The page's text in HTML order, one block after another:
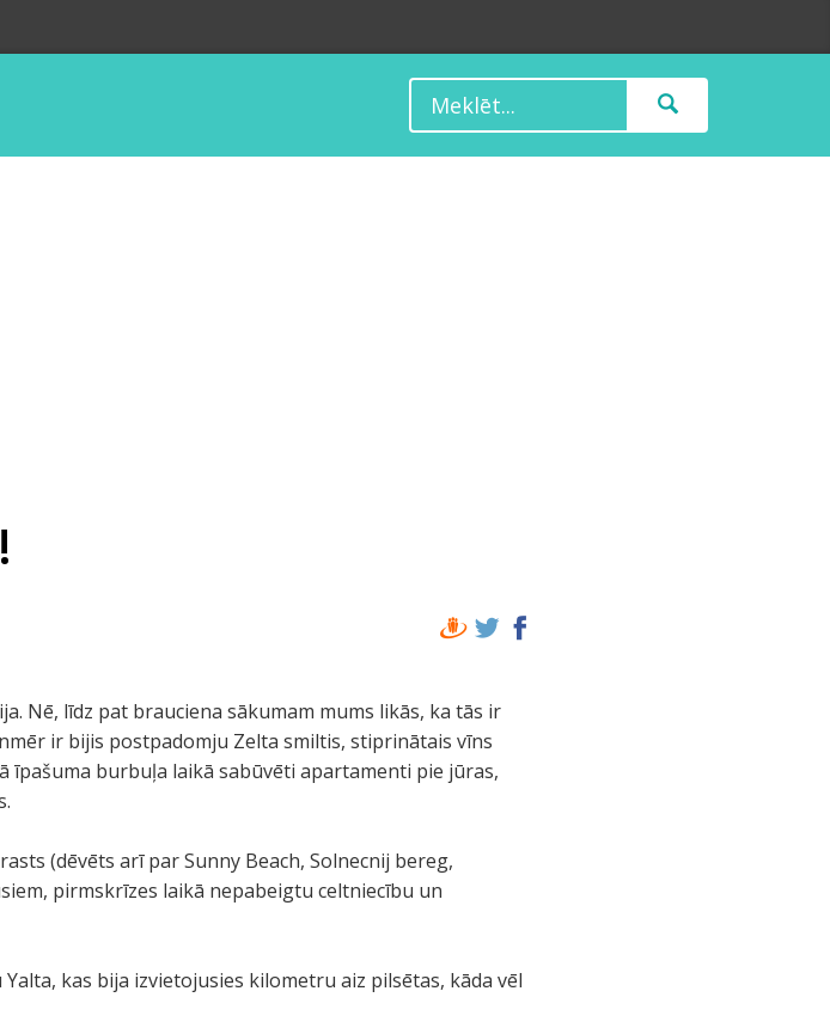
Nē, līdz pat brauciena sākumam mums likās, ka tās ir
ir bijis postpadomju Zelta smiltis, stiprinātais vīns
īpašuma burbuļa laikā sabūvēti apartamenti pie jūras,
(dēvēts arī par Sunny Beach, Solnecnij bereg,
pirmskrīzes laikā nepabeigtu celtniecību un
kas bija izvietojusies kilometru aiz pilsētas, kāda vēl